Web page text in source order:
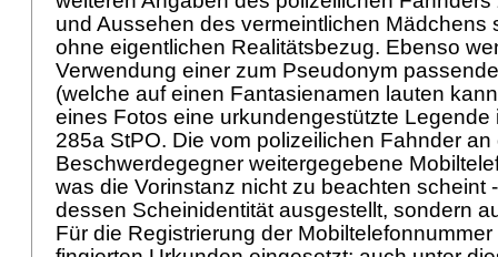
und Aussehen des vermeintlichen Mädchens
ohne eigentlichen Realitätsbezug. Ebenso
Verwendung einer zum Pseudonym
(welche auf einen Fantasienamen lauten
eines Fotos eine urkundengestützte
285a StPO. Die vom polizeilichen Fahnder an
Beschwerdegegner weitergegebene
was die Vorinstanz nicht zu beachten scheint
dessen Scheinidentität ausgestellt, sondern
Für die Registrierung der